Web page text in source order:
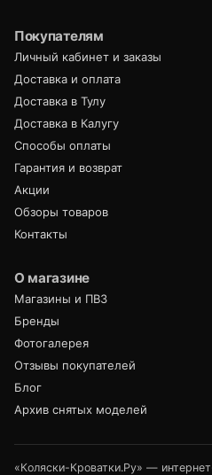
Покупателям
Личный кабинет и заказы
Доставка и оплата
Доставка в Тулу
Доставка в Калугу
Способы оплаты
Гарантия и возврат
Акции
Обзоры товаров
Контакты
О магазине
Магазины и ПВЗ
Бренды
Фотогалерея
Отзывы покупателей
Блог
Архив снятых моделей
«Коляски-Кроватки.Ру» —